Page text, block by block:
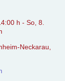
h - So, 8.
Neckarau,